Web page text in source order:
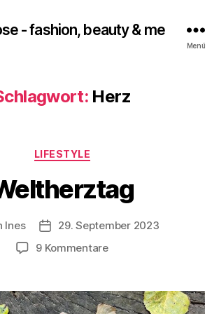
- fashion, beauty & me
Menü
Herz
Kategorien
LIFESTYLE
Ines Veröffentlichungsdatum
29. September 2023
9 Kommentarezu